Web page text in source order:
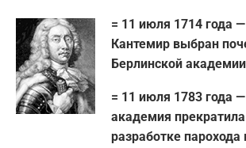
= 11 июля 1714 года
Кантемир выбран
Берлинской
= 11 июля 1783 года
академия
разработке парохода